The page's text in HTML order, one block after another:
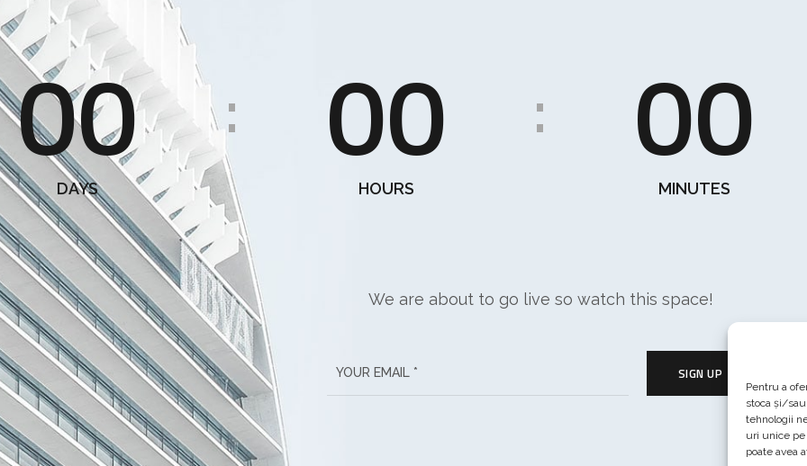
Pentru a
stoca și/
tehnologii
uri unice
poate avea
00
DAYS
: 00
HOURS
: 00
MINUTES
We are about to go live so watch this space!
SIGN UP